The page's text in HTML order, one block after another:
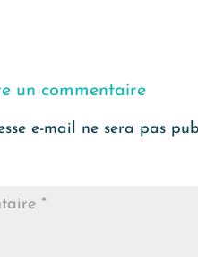
un commentaire
e-mail ne sera pas